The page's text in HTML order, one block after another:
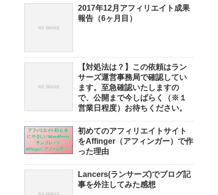
2017年12月アフィリエイト成果
報告（6ヶ月目）
【対処法は？】この依頼はラン
サーズ運営事務局で確認してい
ます。至急確認いたしますの
で、公開まで今しばらく（※１
営業日程度）お待ちください。
初めてのアフィリエイトサイト
をAffinger（アフィンガー）で作
った理由
Lancers(ランサーズ)でブログ記
事を外注してみた感想